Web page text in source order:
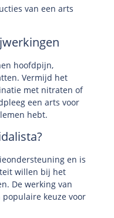
van een arts
hoofdpijn,
Vermijd het
met nitraten of
een arts voor
hebt.
en is
willen bij het
De werking van
keuze voor